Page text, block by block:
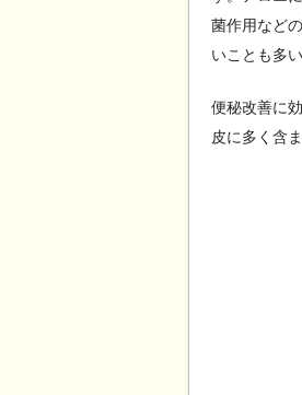
菌作用など
いことも多
便秘改善に
皮に多く含